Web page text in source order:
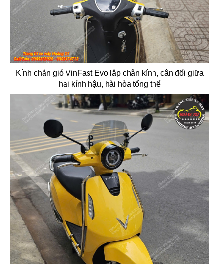
Kính chắn gió VinFast Evo lắp chân kính, cân đối giữa
hai kính hậu, hài hòa tổng thể